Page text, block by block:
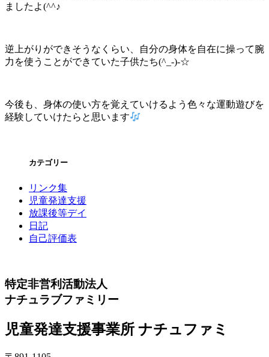
ましたよ(^^♪
逆上がりができそうなくらい、自分の身体を自在に操って腕
力を使うことができていた子供たち(^_-)-☆
今後も、身体の使い方を覚えていけるよう色々な運動遊びを
経験していけたらと思います
カテゴリー
リンク集
児童発達支援
放課後等デイ
日記
自己評価表
特定非営利活動法人
ナチュラブファミリー
児童発達支援事業所 ナチュファミ